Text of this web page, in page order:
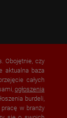
Obojętnie, czy
aktualna baza
całych
ogłoszenia
burdeli,
pracę w branży